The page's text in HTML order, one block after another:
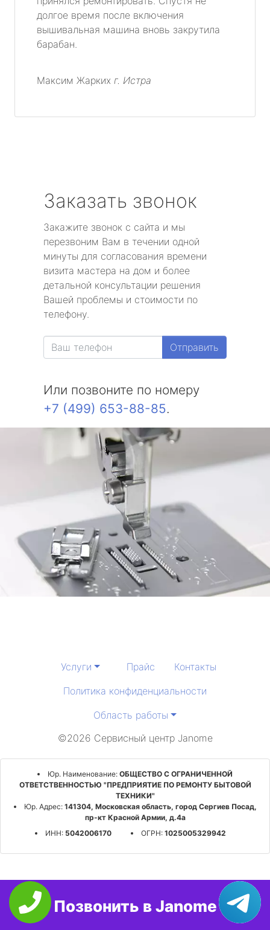
долгое время после включения
вышивальная машина вновь закрутила
барабан.
Максим Жарких г. Истра
Заказать звонок
Закажите звонок с сайта и мы
перезвоним Вам в течении одной
минуты для согласования времени
визита мастера на дом и более
детальной консультации решения
Вашей проблемы и стоимости по
телефону.
Отправить
Или позвоните по номеру
+7 (499) 653-88-85.
Услуги Прайс
Контакты
Политика конфиденциальности
Область работы
©2026 Сервисный центр Janome
Юр. Наименование: ОБЩЕСТВО С ОГРАНИЧЕННОЙ
ОТВЕТСТВЕННОСТЬЮ "ПРЕДПРИЯТИЕ ПО РЕМОНТУ БЫТОВОЙ
ТЕХНИКИ"
Юр. Адрес:141304, Московская область, город Сергиев Посад,
пр-кт Красной Армии, д.4а
ИНН:5042006170 ОГРН:1025005329942
Позвонить в Janome